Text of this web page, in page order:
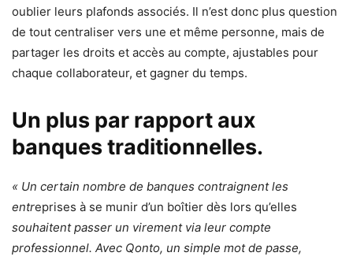
oublier leurs plafonds associés. Il n’est donc plus question
de tout centraliser vers une et même personne, mais de
partager les droits et accès au compte, ajustables pour
chaque collaborateur, et gagner du temps.
Un plus par rapport aux
banques traditionnelles.
« Un certain nombre de banques contraignent les
entreprises à se munir d’un boîtier dès lors qu’elles
souhaitent passer un virement via leur compte
professionnel. Avec Qonto, un simple mot de passe,